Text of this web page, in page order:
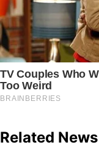
Related News